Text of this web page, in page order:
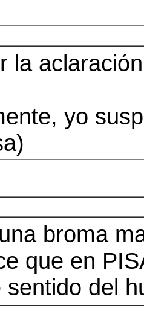
la
yo
broma
que en
sentido del